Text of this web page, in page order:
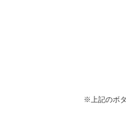
※上記のボ